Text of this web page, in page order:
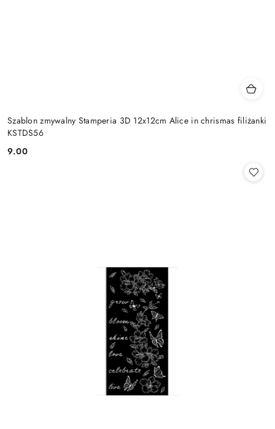
Szablon zmywalny Stamperia 3D 12x12cm Alice in chrismas filiżanki
KSTDS56
Cena:
9.00